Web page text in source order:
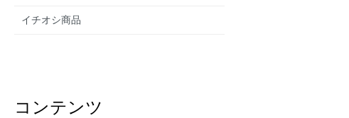
イチオシ商品
コンテンツ